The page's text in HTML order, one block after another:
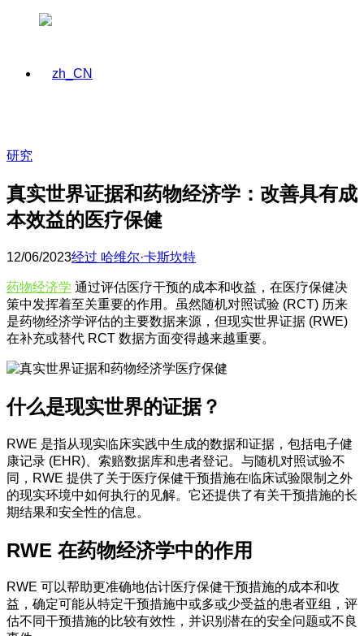
研究
真实世界证据和药物经济学：改善具有成
本效益的医疗保健
12/06/2023经过 哈维尔·卡斯坎特
药物经济学 通过评估医疗干预的成本和收益，在医疗保健决
策中发挥着至关重要的作用。虽然随机对照试验 (RCT) 历来
是药物经济学评估的主要数据来源，但现实世界证据 (RWE)
在补充或替代 RCT 数据方面变得越来越重要。
什么是现实世界的证据？
RWE 是指从现实临床实践中生成的数据和证据，包括电子健
康记录 (EHR)、索赔数据库和患者登记。与随机对照试验不
同，RWE 提供了关于医疗保健干预措施在临床试验限制之外
的现实环境中如何执行的见解。它还提供了有关干预措施的长
期结果和安全性的信息。
RWE 在药物经济学中的作用
RWE 可以帮助更准确地估计医疗保健干预措施的成本和收
益，确定可能从特定干预措施中或多或少受益的患者亚组，评
估不同干预措施的比较有效性，并识别潜在的安全问题或不良